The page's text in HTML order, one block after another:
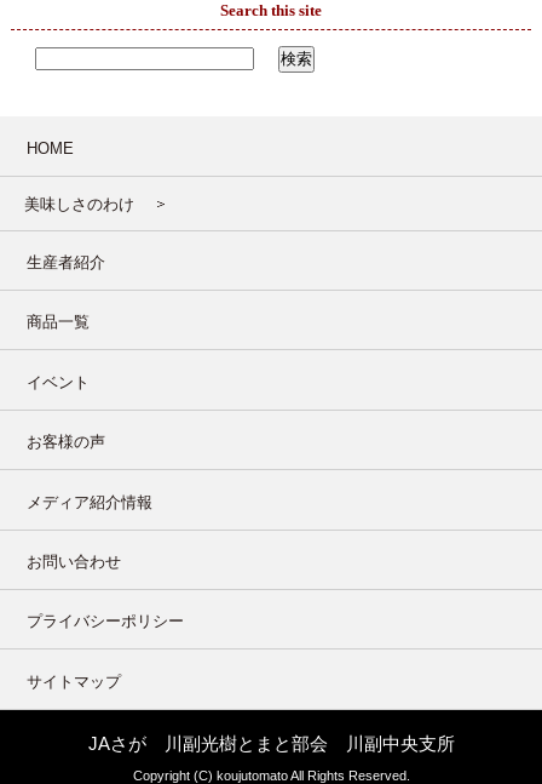
Search this site
HOME
美味しさのわけ
生産者紹介
商品一覧
イベント
お客様の声
メディア紹介情報
お問い合わせ
プライバシーポリシー
サイトマップ
JAさが 川副光樹とまと部会 川副中央支所
Copyright (C) koujutomato All Rights Reserved.